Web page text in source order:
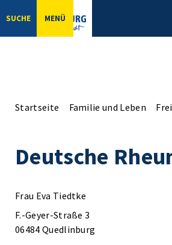
SUCHE MENÜ
Startseite Familie und Leben
Deutsche
Frau Eva Tiedtke
F.-Geyer-Straße 3
06484 Quedlinburg